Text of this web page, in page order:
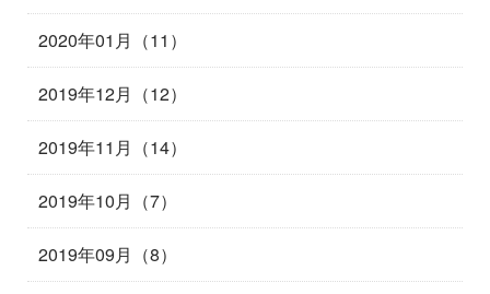
2020年01月（11）
2019年12月（12）
2019年11月（14）
2019年10月（7）
2019年09月（8）